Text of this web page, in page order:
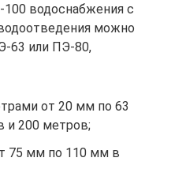
водоснабжения с
можно
63 или ПЭ-80,
от 20 мм по 63
и 200 метров;
75 мм по 110 мм в